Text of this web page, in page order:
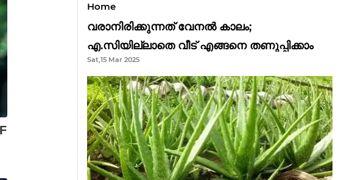
Home
വരാനിരിക്കുന്നത് വേനൽ കാലം;
എ.സിയില്ലാതെ വീട് എങ്ങനെ തണുപ്പിക്കാം
Sat,15 Mar 2025